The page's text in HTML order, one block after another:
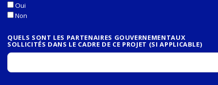
Oui
Non
QUELS SONT LES PARTENAIRES GOUVERNEMENTAUX
SOLLICITÉS DANS LE CADRE DE CE PROJET (SI APPLICABLE)